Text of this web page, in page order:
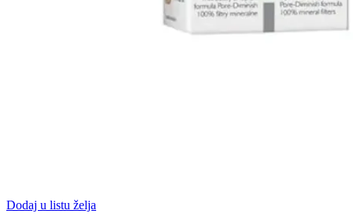
Dodaj u listu želja